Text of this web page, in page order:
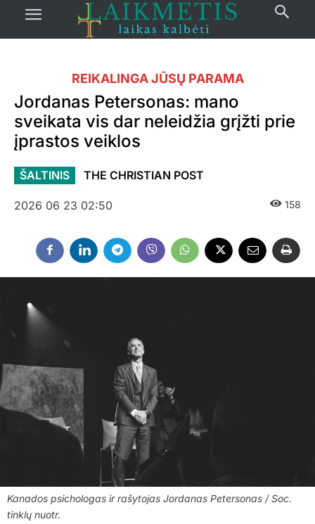
REIKALINGA JŪSŲ PARAMA
Jordanas Petersonas: mano
sveikata vis dar neleidžia grįžti prie
įprastos veiklos
ŠALTINIS THE CHRISTIAN POST
2026 06 23 02:50 158
Kanados psichologas ir rašytojas Jordanas Petersonas / Soc.
tinklų nuotr.